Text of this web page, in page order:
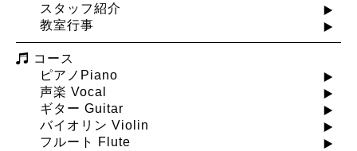
スタッフ紹介
教室行事
コース
ピアノPiano
声楽 Vocal
ギター Guitar
バイオリン Violin
フルート Flute